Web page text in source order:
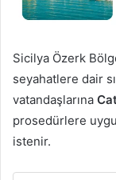
Sicilya Özerk
seyahatlere dair
vatandaşlarına
prosedürlere
istenir.